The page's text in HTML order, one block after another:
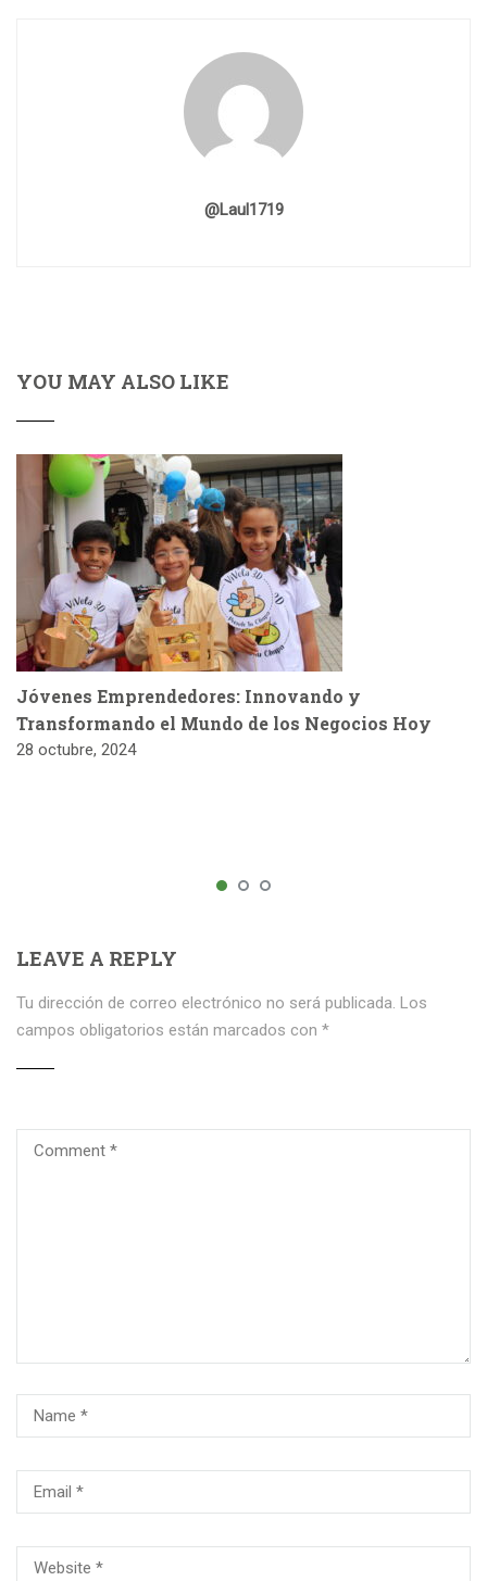
@laul1719
YOU MAY ALSO LIKE
Jóvenes Emprendedores: Innovando y
Transformando el Mundo de los Negocios Hoy
28 octubre, 2024
LEAVE A REPLY
Tu dirección de correo electrónico no será publicada. Los
campos obligatorios están marcados con *